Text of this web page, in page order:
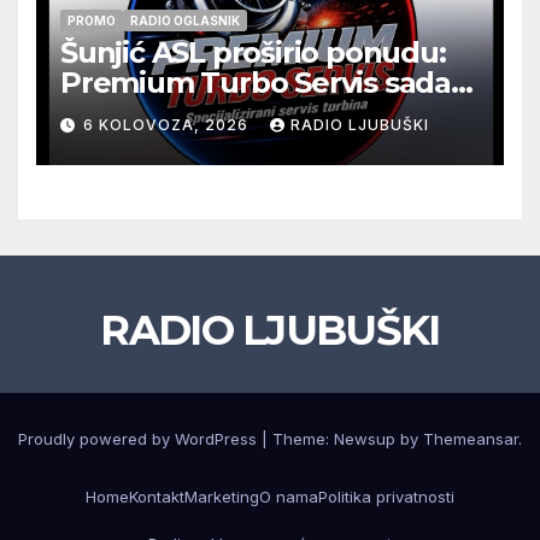
PROMO RADIO OGLASNIK
Šunjić ASL proširio ponudu:
Premium Turbo Servis sada
na jednoj adresi u Ljubuškom
6 KOLOVOZA, 2026 RADIO LJUBUŠKI
RADIO LJUBUŠKI
Proudly powered by WordPress Theme: Newsup by Themeansar.
HomeKontaktMarketingO namaPolitika privatnosti